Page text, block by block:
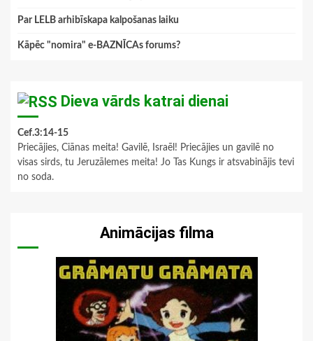
Par LELB arhibīskapa kalpošanas laiku
Kāpēc "nomira" e-BAZNĪCAs forums?
Dieva vārds katrai dienai
Cef.3:14-15
Priecājies, Ciānas meita! Gavilē, Israēl! Priecājies un gavilē no
visas sirds, tu Jeruzālemes meita! Jo Tas Kungs ir atsvabinājis tevi
no soda.
Animācijas filma